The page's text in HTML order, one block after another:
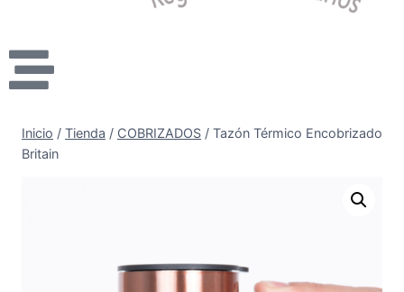
Inicio / Tienda / COBRIZADOS / Tazón Térmico Encobrizado
Britain